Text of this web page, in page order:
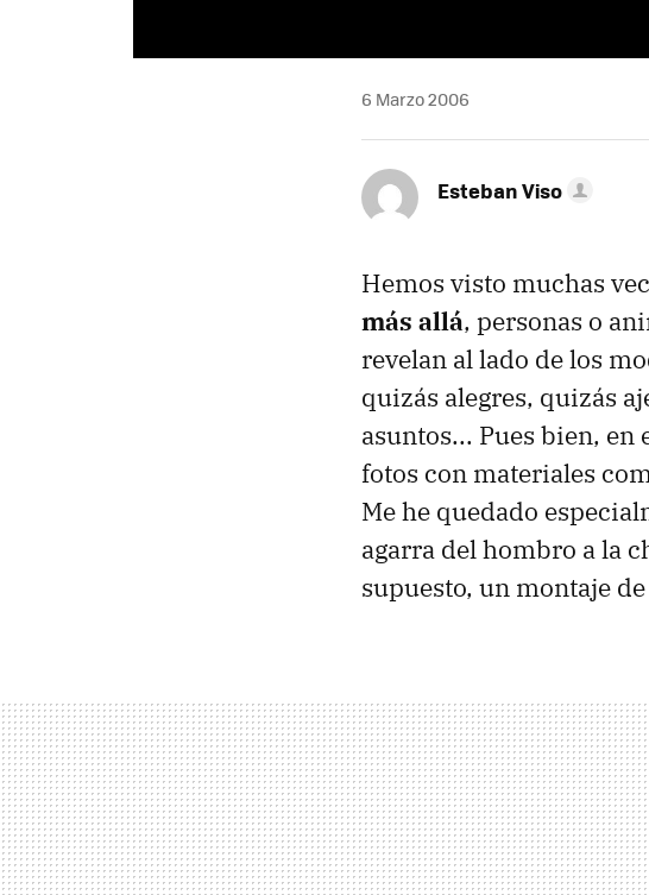
6 Marzo 2006
Esteban Viso
Hemos visto muchas
más allá, personas o
revelan al lado de los
quizás alegres, quizás
asuntos... Pues bien, en
fotos con materiales
Me he quedado
agarra del hombro a la
supuesto, un montaje